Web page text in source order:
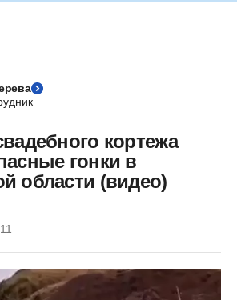
кортежа
гонки в
области (видео)